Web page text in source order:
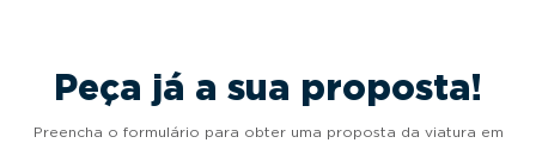
Peça já a sua proposta!
Preencha o formulário para obter uma proposta da viatura em